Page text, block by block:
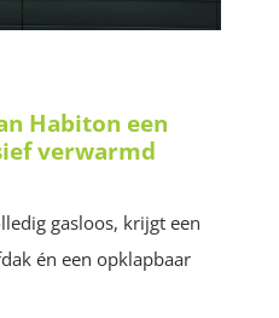
Habiton een
verwarmd
gasloos, krijgt een
én een opklapbaar